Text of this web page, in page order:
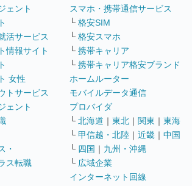
ェント
活サービス
情報サイト
女性
トサービス
ェント
・
ス転職
スマホ・携帯通信サービス
└ 格安SIM
└ 格安スマホ
└ 携帯キャリア
└ 携帯キャリア格安ブランド
ホームルーター
モバイルデータ通信
プロバイダ
└ 北海道 ｜ 東北 ｜ 関東 ｜ 東海
└ 甲信越・北陸 ｜ 近畿 ｜ 中国
└ 四国 ｜ 九州・沖縄
└ 広域企業
インターネット回線